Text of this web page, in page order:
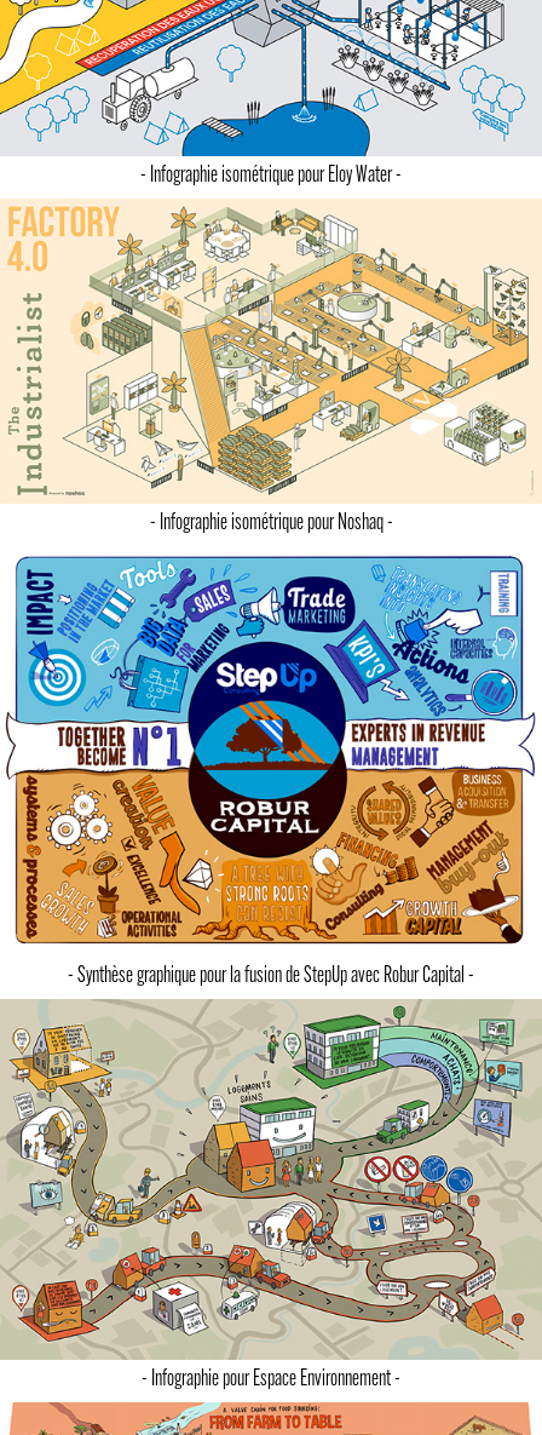
- Infographie isométrique pour Eloy Water -
- Infographie isométrique pour Noshaq -
- Synthèse graphique pour la fusion de StepUp avec Robur Capital -
- Infographie pour Espace Environnement -